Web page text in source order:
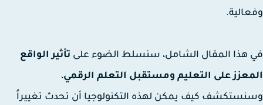
هذا المقال الشامل، سنسلط الضوء علىتأثير الواقع
على التعليم ومستقبل التعلم الرقمي،
كيف يمكن لهذه التكنولوجيا أن تحدث تغييراً